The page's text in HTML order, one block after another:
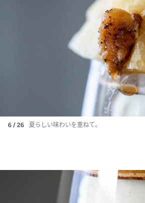
6 / 26 夏らしい味わいを重ねて。